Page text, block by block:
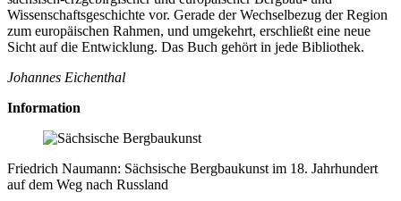
Wissenschaftsgeschichte vor. Gerade der Wechselbezug der Region
zum europäischen Rahmen, und umgekehrt, erschließt eine neue
Sicht auf die Entwicklung. Das Buch gehört in jede Bibliothek.
Johannes Eichenthal
Information
Friedrich Naumann: Sächsische Bergbaukunst im 18. Jahrhundert
auf dem Weg nach Russland